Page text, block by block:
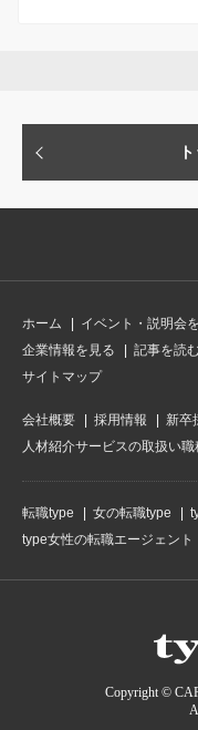
ホーム イベント・説明会
企業情報を見る
記事を読
サイトマップ
会社概要 採用情報
新卒
人材紹介サービスの取扱い
転職type 女の転職type
type女性の転職エージェント
Copyright ©